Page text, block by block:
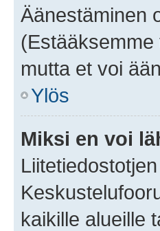
Äänestäminen
mutta et voi
Ylös
Miksi en voi
kaikille alueille